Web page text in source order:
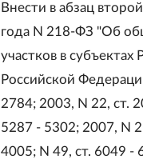
Внести в абзац
года N 218-ФЗ "Об
участков в
Российской
2784; 2003, N 22, ст.
5287 - 5302; 2007, N
4005; N 49, ст. 6049 -